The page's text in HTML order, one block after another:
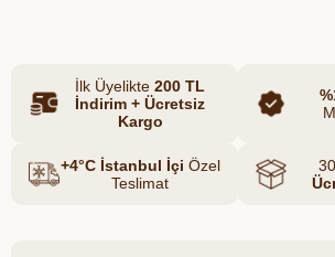
İlk Üyelikte 200 TL
İndirim + Ücretsiz
Kargo
+4°C İstanbul İçi Özel
Teslimat